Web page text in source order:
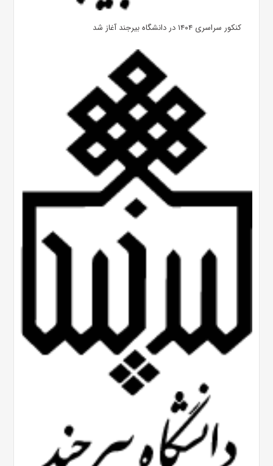
کنکور سراسری ۱۴۰۴ در دانشگاه بیرجند آغاز شد